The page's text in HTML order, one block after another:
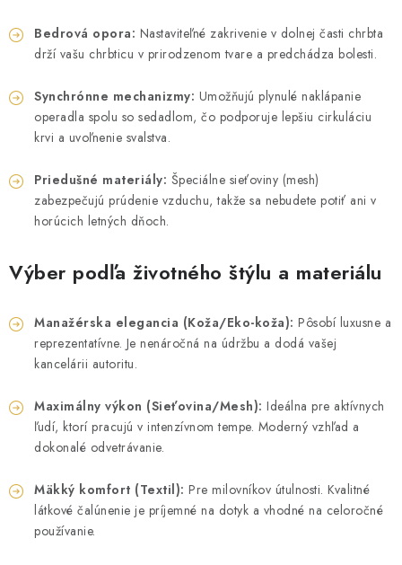
Bedrová opora: Nastaviteľné zakrivenie v dolnej časti chrbta
drží vašu chrbticu v prirodzenom tvare a predchádza bolesti.
Synchrónne mechanizmy: Umožňujú plynulé naklápanie
operadla spolu so sedadlom, čo podporuje lepšiu cirkuláciu
krvi a uvoľnenie svalstva.
Priedušné materiály: Špeciálne sieťoviny (mesh)
zabezpečujú prúdenie vzduchu, takže sa nebudete potiť ani v
horúcich letných dňoch.
Výber podľa životného štýlu a materiálu
Manažérska elegancia (Koža/Eko-koža): Pôsobí luxusne a
reprezentatívne. Je nenáročná na údržbu a dodá vašej
kancelárii autoritu.
Maximálny výkon (Sieťovina/Mesh): Ideálna pre aktívnych
ľudí, ktorí pracujú v intenzívnom tempe. Moderný vzhľad a
dokonalé odvetrávanie.
Mäkký komfort (Textil): Pre milovníkov útulnosti. Kvalitné
látkové čalúnenie je príjemné na dotyk a vhodné na celoročné
používanie.